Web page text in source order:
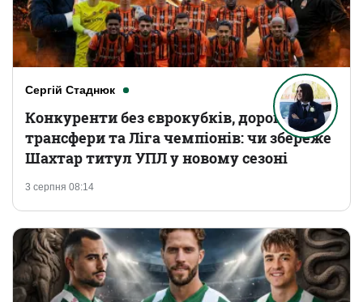
Сергій Стаднюк
3 серпня 08:14
Конкуренти без єврокубків, дорогі
трансфери та Ліга чемпіонів: чи збереже
Шахтар титул УПЛ у новому сезоні